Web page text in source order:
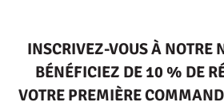
INSCRIVEZ-VOUS À NOTRE
BÉNÉFICIEZ DE 10 % DE
VOTRE PREMIÈRE